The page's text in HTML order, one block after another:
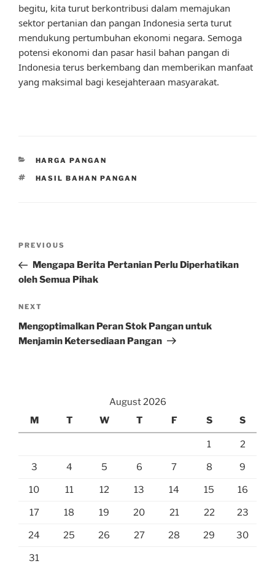
begitu, kita turut berkontribusi dalam memajukan
sektor pertanian dan pangan Indonesia serta turut
mendukung pertumbuhan ekonomi negara. Semoga
potensi ekonomi dan pasar hasil bahan pangan di
Indonesia terus berkembang dan memberikan manfaat
yang maksimal bagi kesejahteraan masyarakat.
CATEGORIES
HARGA PANGAN
TAGS
HASIL BAHAN PANGAN
Previous
Post
PREVIOUS
Mengapa Berita Pertanian Perlu Diperhatikan
oleh Semua Pihak
Next
Post
NEXT
Mengoptimalkan Peran Stok Pangan untuk
Menjamin Ketersediaan Pangan
August 2026
M
T W T F S S
1 2
3 4 5 6 7 8 9
10 11 12 13 14 15 16
17 18 19 20 21 22 23
24 25 26 27 28 29 30
31